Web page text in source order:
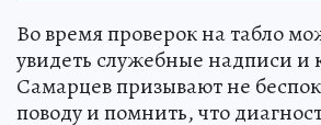
Во время проверок на табло
увидеть служебные надписи и
Самарцев призывают не
поводу и помнить, что